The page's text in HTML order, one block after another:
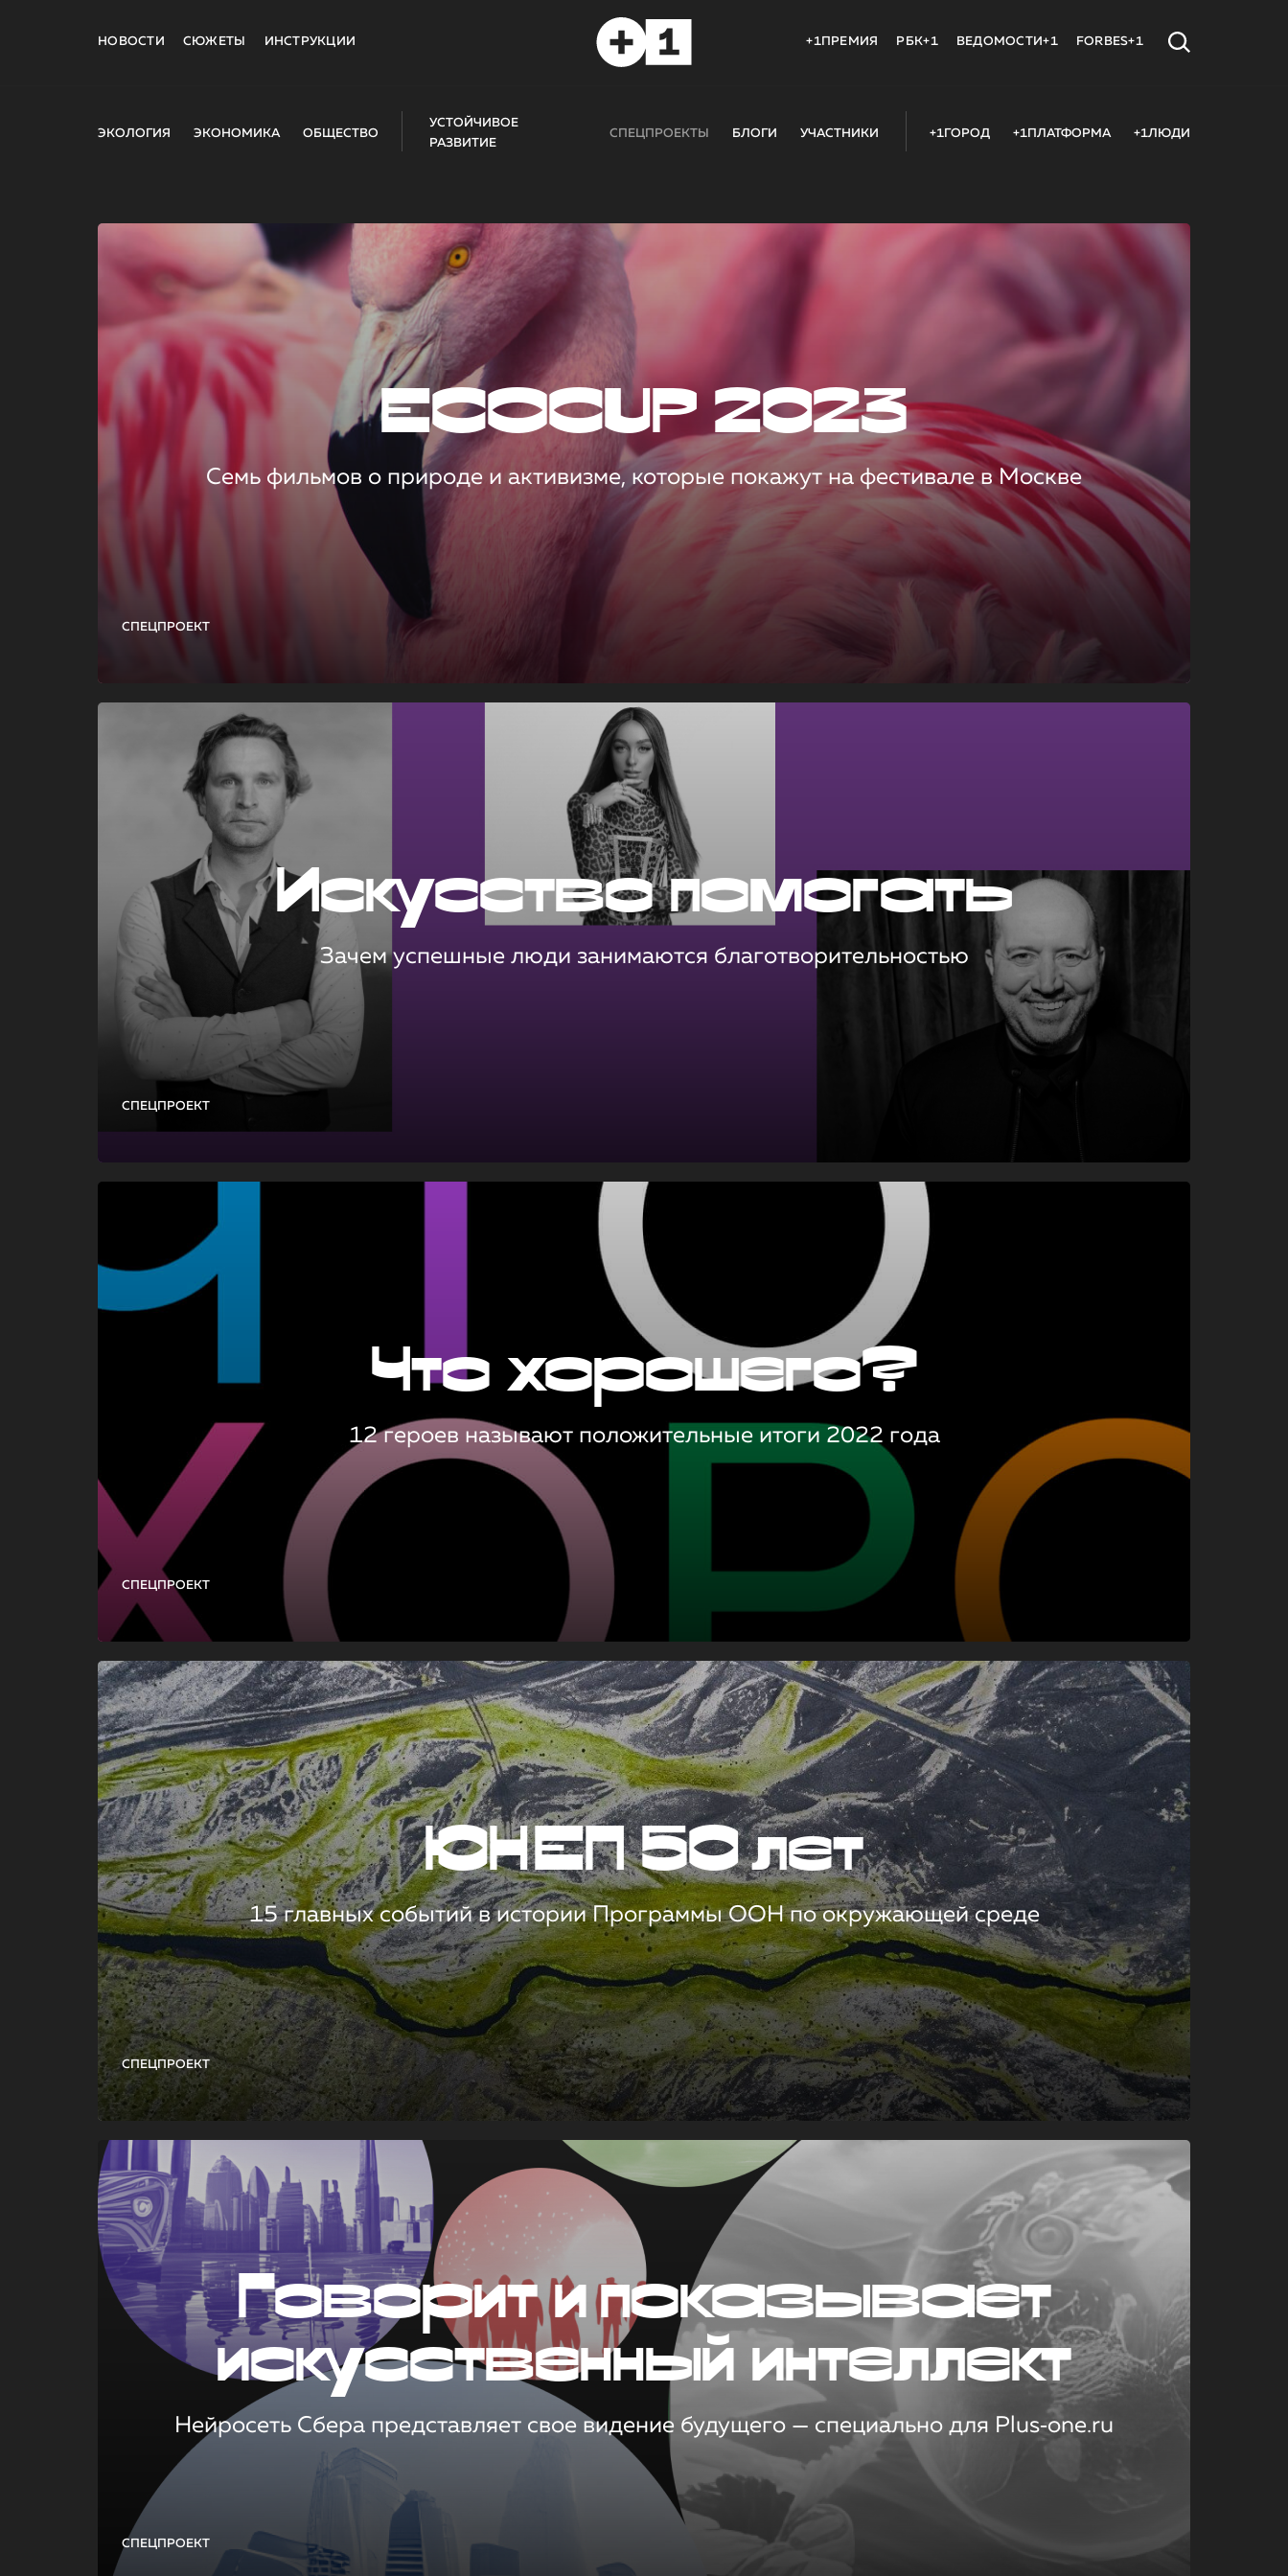
НОВОСТИ СЮЖЕТЫ ИНСТРУКЦИИ +1ПРЕМИЯ РБК+1 ВЕДОМОСТИ+1 FORBES+1
ЭКОЛОГИЯ ЭКОНОМИКА ОБЩЕСТВО
УСТОЙЧИВОЕ
РАЗВИТИЕ
СПЕЦПРОЕКТЫ БЛОГИ УЧАСТНИКИ +1ГОРОД +1ПЛАТФОРМА +1ЛЮДИ
СПЕЦПРОЕКТ
ECOCUP 2023
Семь фильмов о природе и активизме, которые покажут на фестивале в Москве
СПЕЦПРОЕКТ
Искусство помогать
Зачем успешные люди занимаются благотворительностью
СПЕЦПРОЕКТ
Что хорошего?
12 героев называют положительные итоги 2022 года
СПЕЦПРОЕКТ
ЮНЕП 50 лет
15 главных событий в истории Программы ООН по окружающей среде
СПЕЦПРОЕКТ
Говорит и показывает
искусственный интеллект
Нейросеть Сбера представляет свое видение будущего — специально для Plus‑one.ru